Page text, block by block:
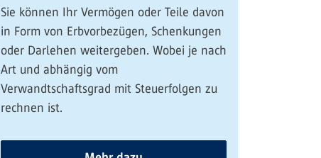
Sie können Ihr Vermögen oder Teile davon
in Form von Erbvorbezügen, Schenkungen
oder Darlehen weitergeben. Wobei je nach
Art und abhängig vom
Verwandtschaftsgrad mit Steuerfolgen zu
rechnen ist.